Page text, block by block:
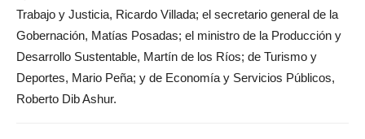
Trabajo y Justicia, Ricardo Villada; el secretario general de la
Gobernación, Matías Posadas; el ministro de la Producción y
Desarrollo Sustentable, Martín de los Ríos; de Turismo y
Deportes, Mario Peña; y de Economía y Servicios Públicos,
Roberto Dib Ashur.